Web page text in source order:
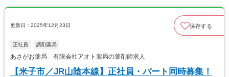
更新日：2025年12月23日 保存する
正社員 調剤薬局
あさがお薬局 有限会社アオト薬局の薬剤師求人
【米子市／JR山陰本線】正社員・パート同時募集！